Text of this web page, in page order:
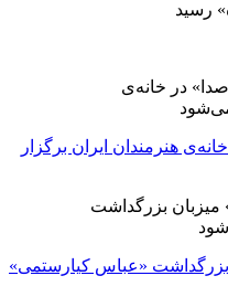
هنرمندان ایران برگزار
بزرگداشت «عباس کیارستمی»